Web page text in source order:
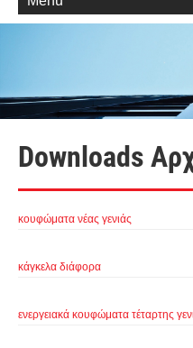
Downloads
κουφώματα νέας γενιάς
κάγκελα διάφορα
ενεργειακά κουφώματα τέταρτης